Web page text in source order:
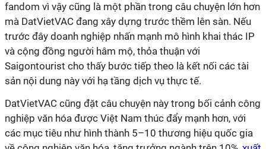
fandom vì vậy cũng là một phần trong câu chuyện lớn hơn
mà DatVietVAC đang xây dựng trước thềm lên sàn. Nếu
trước đây doanh nghiệp nhấn mạnh mô hình khai thác IP
và cộng đồng người hâm mộ, thỏa thuận với
Saigontourist cho thấy bước tiếp theo là kết nối các tài
sản nội dung này với hạ tầng dịch vụ thực tế.
DatVietVAC cũng đặt câu chuyện này trong bối cảnh công
nghiệp văn hóa được Việt Nam thúc đẩy mạnh hơn, với
các mục tiêu như hình thành 5–10 thương hiệu quốc gia